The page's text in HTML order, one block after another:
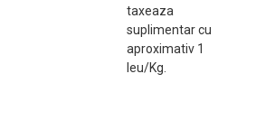
taxeaza
suplimentar cu
aproximativ 1
leu/Kg.